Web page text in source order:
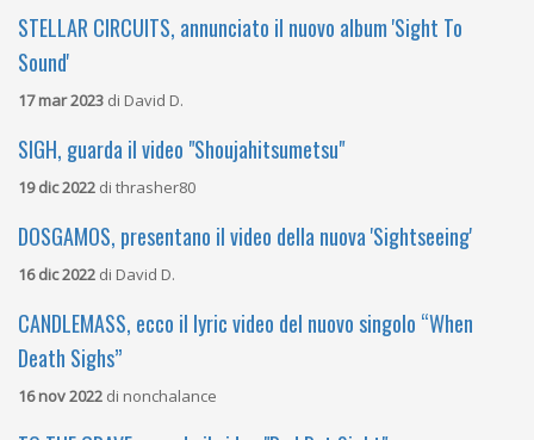
STELLAR CIRCUITS, annunciato il nuovo album 'Sight To
Sound'
17 mar 2023 di David D.
SIGH, guarda il video "Shoujahitsumetsu"
19 dic 2022 di thrasher80
DOSGAMOS, presentano il video della nuova 'Sightseeing'
16 dic 2022 di David D.
CANDLEMASS, ecco il lyric video del nuovo singolo “When
Death Sighs”
16 nov 2022 di nonchalance